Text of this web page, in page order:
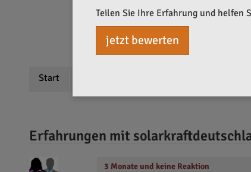
Start
Erfahrungen mit
3 Monate und keine Reaktion
Teilen Sie Ihre Erfahrung und helfen
jetzt bewerten